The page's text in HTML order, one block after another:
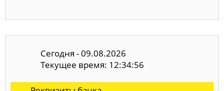
Сегодня - 09.08.2026
Текущее время: 12:34:57